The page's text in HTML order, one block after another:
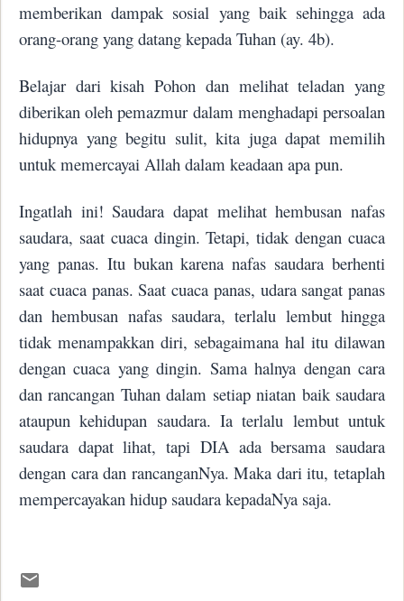
memberikan dampak sosial yang baik sehingga ada
orang-orang yang datang kepada Tuhan (ay. 4b).
Belajar dari kisah Pohon dan melihat teladan yang
diberikan oleh pemazmur dalam menghadapi persoalan
hidupnya yang begitu sulit, kita juga dapat memilih
untuk memercayai Allah dalam keadaan apa pun.
Ingatlah ini! Saudara dapat melihat hembusan nafas
saudara, saat cuaca dingin. Tetapi, tidak dengan cuaca
yang panas. Itu bukan karena nafas saudara berhenti
saat cuaca panas. Saat cuaca panas, udara sangat panas
dan hembusan nafas saudara, terlalu lembut hingga
tidak menampakkan diri, sebagaimana hal itu dilawan
dengan cuaca yang dingin. Sama halnya dengan cara
dan rancangan Tuhan dalam setiap niatan baik saudara
ataupun kehidupan saudara. Ia terlalu lembut untuk
saudara dapat lihat, tapi DIA ada bersama saudara
dengan cara dan rancanganNya. Maka dari itu, tetaplah
mempercayakan hidup saudara kepadaNya saja.